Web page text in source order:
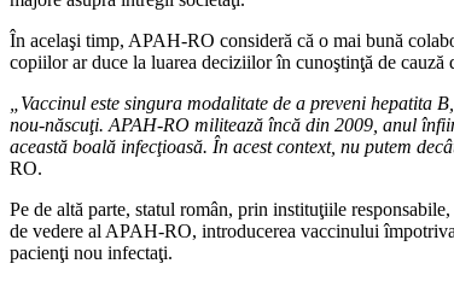
În acelaşi timp, APAH-RO consideră că o mai bună
copiilor ar duce la luarea deciziilor în cunoştinţă de cauză
„Vaccinul este singura modalitate de a preveni
nou-născuţi. APAH-RO militează încă din 2009, anul
această boală infecţioasă. În acest context, nu putem
RO.
Pe de altă parte, statul român, prin instituţiile
de vedere al APAH-RO, introducerea vaccinului
pacienţi nou infectaţi.